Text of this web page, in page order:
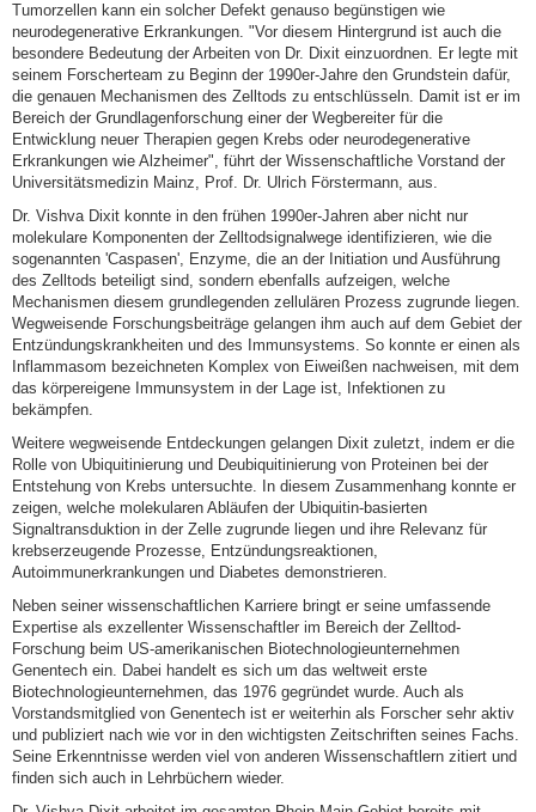
Tumorzellen kann ein solcher Defekt genauso begünstigen wie
neurodegenerative Erkrankungen. "Vor diesem Hintergrund ist auch die
besondere Bedeutung der Arbeiten von Dr. Dixit einzuordnen. Er legte mit
seinem Forscherteam zu Beginn der 1990er-Jahre den Grundstein dafür,
die genauen Mechanismen des Zelltods zu entschlüsseln. Damit ist er im
Bereich der Grundlagenforschung einer der Wegbereiter für die
Entwicklung neuer Therapien gegen Krebs oder neurodegenerative
Erkrankungen wie Alzheimer", führt der Wissenschaftliche Vorstand der
Universitätsmedizin Mainz, Prof. Dr. Ulrich Förstermann, aus.
Dr. Vishva Dixit konnte in den frühen 1990er-Jahren aber nicht nur
molekulare Komponenten der Zelltodsignalwege identifizieren, wie die
sogenannten 'Caspasen', Enzyme, die an der Initiation und Ausführung
des Zelltods beteiligt sind, sondern ebenfalls aufzeigen, welche
Mechanismen diesem grundlegenden zellulären Prozess zugrunde liegen.
Wegweisende Forschungsbeiträge gelangen ihm auch auf dem Gebiet der
Entzündungskrankheiten und des Immunsystems. So konnte er einen als
Inflammasom bezeichneten Komplex von Eiweißen nachweisen, mit dem
das körpereigene Immunsystem in der Lage ist, Infektionen zu
bekämpfen.
Weitere wegweisende Entdeckungen gelangen Dixit zuletzt, indem er die
Rolle von Ubiquitinierung und Deubiquitinierung von Proteinen bei der
Entstehung von Krebs untersuchte. In diesem Zusammenhang konnte er
zeigen, welche molekularen Abläufen der Ubiquitin-basierten
Signaltransduktion in der Zelle zugrunde liegen und ihre Relevanz für
krebserzeugende Prozesse, Entzündungsreaktionen,
Autoimmunerkrankungen und Diabetes demonstrieren.
Neben seiner wissenschaftlichen Karriere bringt er seine umfassende
Expertise als exzellenter Wissenschaftler im Bereich der Zelltod-
Forschung beim US-amerikanischen Biotechnologieunternehmen
Genentech ein. Dabei handelt es sich um das weltweit erste
Biotechnologieunternehmen, das 1976 gegründet wurde. Auch als
Vorstandsmitglied von Genentech ist er weiterhin als Forscher sehr aktiv
und publiziert nach wie vor in den wichtigsten Zeitschriften seines Fachs.
Seine Erkenntnisse werden viel von anderen Wissenschaftlern zitiert und
finden sich auch in Lehrbüchern wieder.